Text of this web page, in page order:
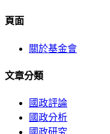
頁面
關於基金會
文章分類
國政評論
國政分析